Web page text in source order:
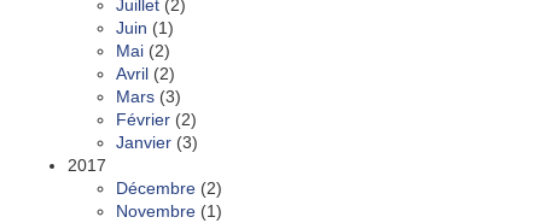
Juillet (2)
Juin (1)
Mai (2)
Avril (2)
Mars (3)
Février (2)
Janvier (3)
2017
Décembre (2)
Novembre (1)